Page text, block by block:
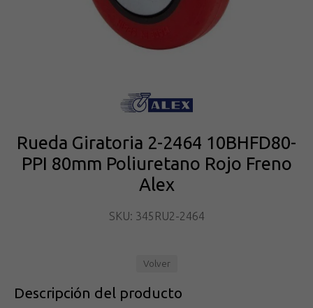
Rueda Giratoria 2-2464 10BHFD80-
PPI 80mm Poliuretano Rojo Freno
Alex
SKU: 345RU2-2464
Volver
Descripción del producto